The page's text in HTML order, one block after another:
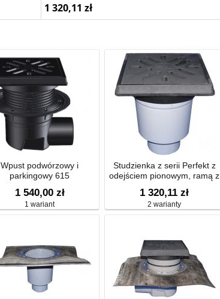
zasyfonowaniem i
osadnikiem piasku
1 320,11 zł
Wpust podwórzowy i
parkingowy 615
1 540,00 zł
1 wariant
Studzienka z serii Perfekt z
odejściem pionowym, ramą z
ściekową z żeliwa
226x226mm, zasyfonowaniem
1 320,11 zł
2 warianty